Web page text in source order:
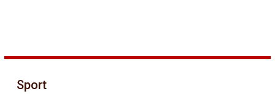
Sport